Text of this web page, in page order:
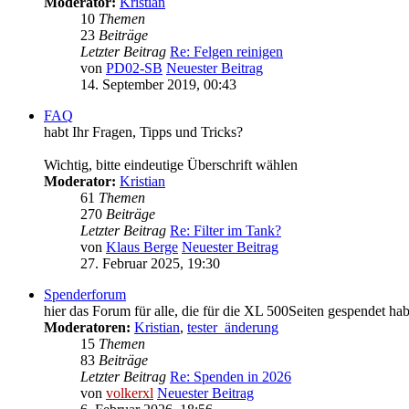
10 Themen
23 Beiträge
Letzter Beitrag Re: Felgen reinigen
von PD02-SB Neuester Beitrag
14. September 2019, 00:43
FAQ
habt Ihr Fragen, Tipps und Tricks?
Wichtig, bitte eindeutige Überschrift wählen
Moderator: Kristian
61 Themen
270 Beiträge
Letzter Beitrag Re: Filter im Tank?
von Klaus Berge Neuester Beitrag
27. Februar 2025, 19:30
Spenderforum
hier das Forum für alle, die für die XL 500Seiten gespendet
Moderatoren: Kristian, tester_änderung
15 Themen
83 Beiträge
Letzter Beitrag Re: Spenden in 2026
von volkerxl Neuester Beitrag